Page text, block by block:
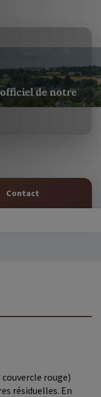
de notre
Contact
couvercle rouge)
résiduelles. En